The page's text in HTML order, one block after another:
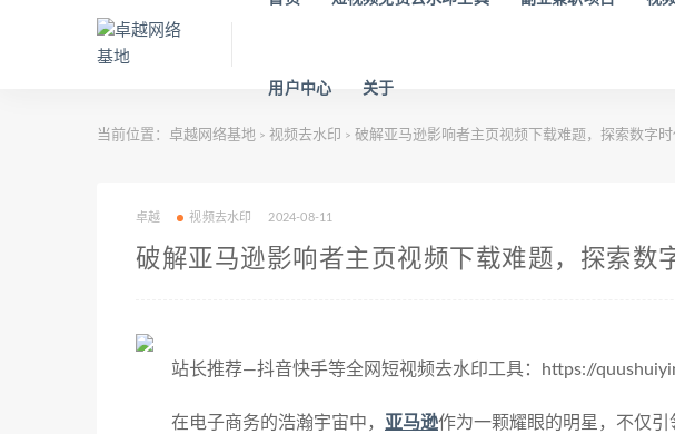
用户中心 关于
当前位置： 卓越网络基地 > 视频去水印 > 破解亚马逊影响者主页视频下载难题，探索数字
卓越 视频去水印 2024-08-11
破解亚马逊影响者主页视频下载难题，探索数
站长推荐—抖音快手等全网短视频去水印工具：https://
在电子商务的浩瀚宇宙中， 亚马逊作为一颗耀眼的明星，不仅